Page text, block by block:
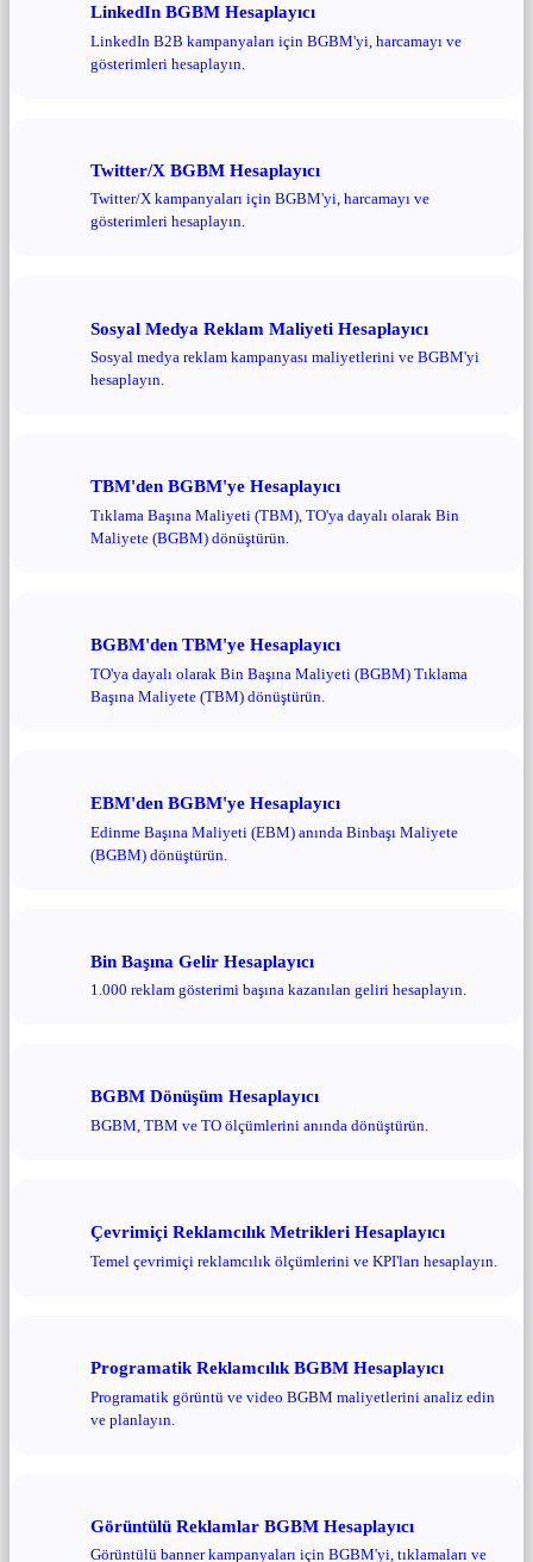
LinkedIn BGBM Hesaplayıcı
LinkedIn B2B kampanyaları için BGBM'yi, harcamayı ve
gösterimleri hesaplayın.
Twitter/X BGBM Hesaplayıcı
Twitter/X kampanyaları için BGBM'yi, harcamayı ve
gösterimleri hesaplayın.
Sosyal Medya Reklam Maliyeti Hesaplayıcı
Sosyal medya reklam kampanyası maliyetlerini ve BGBM'yi
hesaplayın.
TBM'den BGBM'ye Hesaplayıcı
Tıklama Başına Maliyeti (TBM), TO'ya dayalı olarak Bin
Maliyete (BGBM) dönüştürün.
BGBM'den TBM'ye Hesaplayıcı
TO'ya dayalı olarak Bin Başına Maliyeti (BGBM) Tıklama
Başına Maliyete (TBM) dönüştürün.
EBM'den BGBM'ye Hesaplayıcı
Edinme Başına Maliyeti (EBM) anında Binbaşı Maliyete
(BGBM) dönüştürün.
Bin Başına Gelir Hesaplayıcı
1.000 reklam gösterimi başına kazanılan geliri hesaplayın.
BGBM Dönüşüm Hesaplayıcı
BGBM, TBM ve TO ölçümlerini anında dönüştürün.
Çevrimiçi Reklamcılık Metrikleri Hesaplayıcı
Temel çevrimiçi reklamcılık ölçümlerini ve KPI'ları hesaplayın.
Programatik Reklamcılık BGBM Hesaplayıcı
Programatik görüntü ve video BGBM maliyetlerini analiz edin
ve planlayın.
Görüntülü Reklamlar BGBM Hesaplayıcı
Görüntülü banner kampanyaları için BGBM'yi, tıklamaları ve